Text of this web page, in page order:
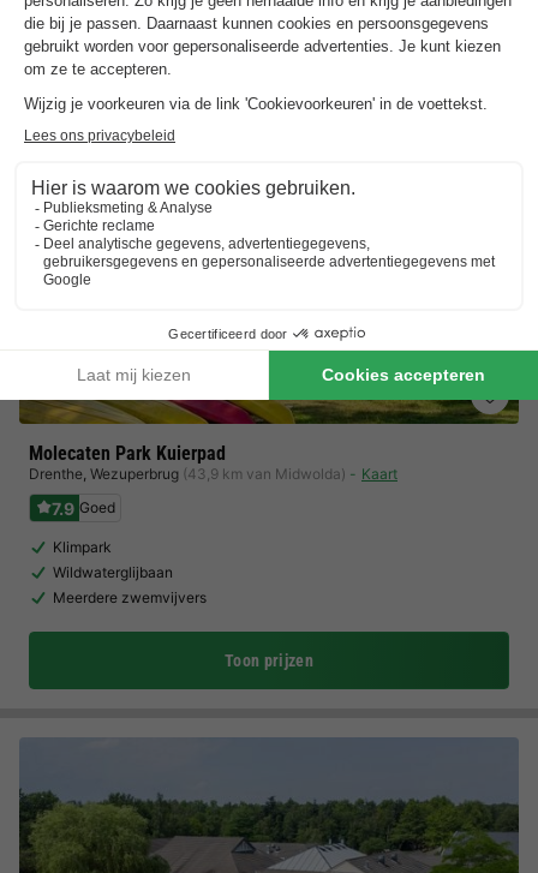
Unieke indoor speeltuin en bowling
Molecaten Park Kuierpad
Drenthe, Wezuperbrug (43,9 km van Midwolda) Kaart
7.9 Goed
Klimpark
Wildwaterglijbaan
Meerdere zwemvijvers
Toon prijzen